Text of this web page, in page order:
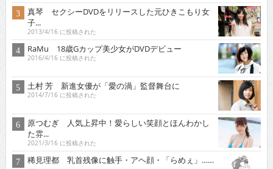
真琴 セクシーDVDをリリースした元ひきこもり女
子...
2013/4/16 に投稿された
RaMu 18歳Gカップ美少女がDVDデビュー
2016/4/16 に投稿された
土村 芳 新進女優が「愛の渦」監督舞台に
2014/7/16 に投稿された
原つむぎ 人気上昇中！愛らしい笑顔とほんわかし
た雰...
2021/3/16 に投稿された
稀見理都 乳首残像に触手・アヘ顔・「らめぇ」……